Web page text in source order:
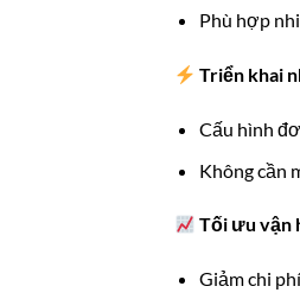
Phù hợp
Triển khai
Cấu hình
Không cần
Tối ưu vận
Giảm chi